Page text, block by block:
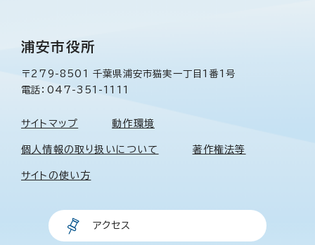
浦安市役所
〒279-8501 千葉県浦安市猫実一丁目1番1号
電話：047-351-1111
サイトマップ 動作環境
個人情報の取り扱いについて 著作権法等
サイトの使い方
アクセス